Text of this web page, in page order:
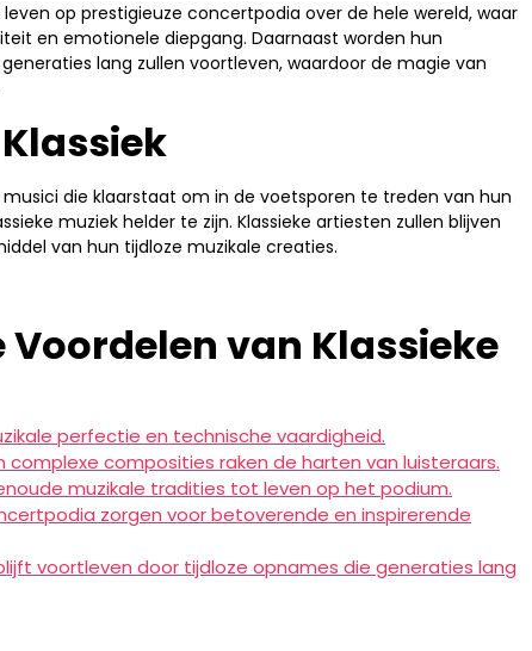
op prestigieuze concertpodia over de hele wereld, waar
en emotionele diepgang. Daarnaast worden hun
lang zullen voortleven, waardoor de magie van
die klaarstaat om in de voetsporen te treden van hun
muziek helder te zijn. Klassieke artiesten zullen blijven
van hun tijdloze muzikale creaties.
Voordelen van Klassieke
perfectie en technische vaardigheid.
composities raken de harten van luisteraars.
muzikale tradities tot leven op het podium.
zorgen voor betoverende en inspirerende
voortleven door tijdloze opnames die generaties lang